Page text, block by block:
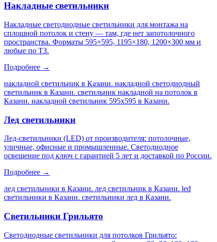
Накладные светильники
Накладные светодиодные светильники для монтажа на
сплошной потолок и стену — там, где нет запотолочного
пространства. Форматы 595×595, 1195×180, 1200×300 мм и
любые по ТЗ.
Подробнее →
накладной светильник в Казани. накладной светодиодный
светильник в Казани. светильник накладной на потолок в
Казани. накладной светильник 595х595 в Казани.
Лед светильники
Лед-светильники (LED) от производителя: потолочные,
уличные, офисные и промышленные. Светодиодное
освещение под ключ с гарантией 5 лет и доставкой по России.
Подробнее →
лед светильники в Казани. лед светильник в Казани. led
светильники в Казани. светильники лед в Казани.
Светильники Грильято
Светодиодные светильники для потолков Грильято: